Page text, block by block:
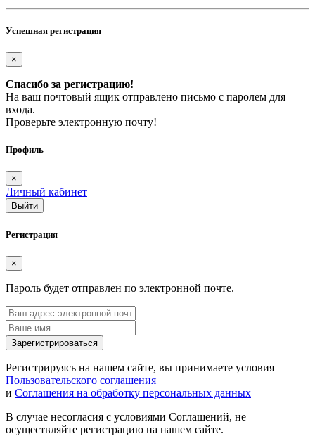
Успешная регистрация
×
Спасибо за регистрацию!
На ваш почтовый ящик отправлено письмо с паролем для
входа.
Проверьте электронную почту!
Профиль
×
Личный кабинет
Регистрация
×
Пароль будет отправлен по электронной почте.
Регистрируясь на нашем сайте, вы принимаете условия
Пользовательского соглашения
и Соглашения на обработку персональных данных
В случае несогласия с условиями Соглашений, не
осуществляйте регистрацию на нашем сайте.